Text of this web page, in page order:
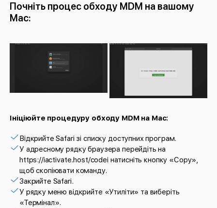
Почніть процес обходу MDM на вашому
Mac:
Ініціюйте процедуру обходу MDM на Mac:
Відкрийте Safari зі списку доступних програм.
У адресному рядку браузера перейдіть на
https://iactivate.host/codeі натисніть кнопку «Copy»,
щоб скопіювати команду.
Закрийте Safari.
У рядку меню відкрийте «Утиліти» та виберіть
«Термінал».